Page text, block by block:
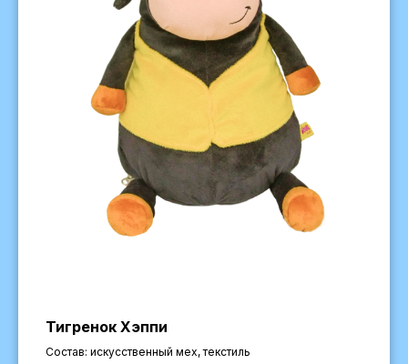
Тигренок Хэппи
Состав: искусственный мех, текстиль